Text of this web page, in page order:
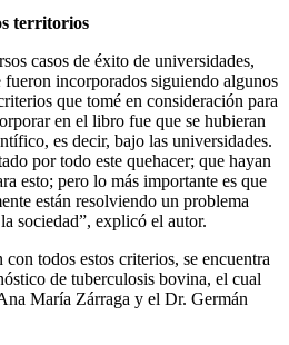
territorios
casos de éxito de universidades,
fueron incorporados siguiendo algunos
que tomé en consideración para
en el libro fue que se hubieran
es decir, bajo las universidades.
por todo este quehacer; que hayan
esto; pero lo más importante es que
están resolviendo un problema
sociedad”, explicó el autor.
todos estos criterios, se encuentra
de tuberculosis bovina, el cual
María Zárraga y el Dr. Germán